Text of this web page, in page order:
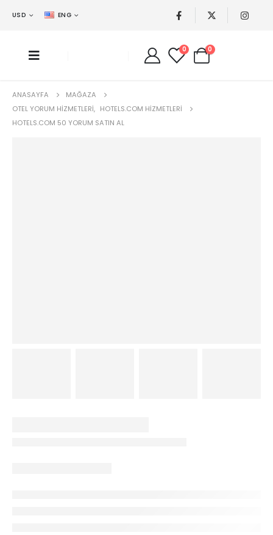
USD ENG
0 0
ANASAYFA
MAĞAZA
OTEL YORUM HIZMETLERI, HOTELS.COM HIZMETLERI
HOTELS.COM 50 YORUM SATIN AL